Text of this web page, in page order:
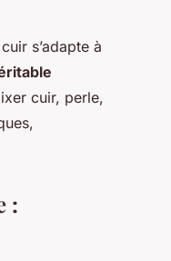
s’adapte à
cuir, perle,
: